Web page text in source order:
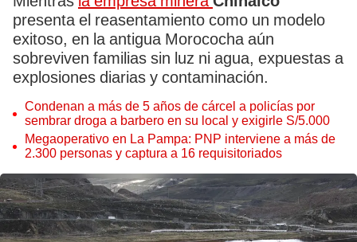
presenta el reasentamiento como un modelo
exitoso, en la antigua Morococha aún
sobreviven familias sin luz ni agua, expuestas a
explosiones diarias y contaminación.
Condenan a más de 5 años de cárcel a policías por
sembrar droga a barbero en su local y exigirle S/5.000
Megaoperativo en La Pampa: PNP interviene a más de
2.300 personas y captura a 16 requisitoriados